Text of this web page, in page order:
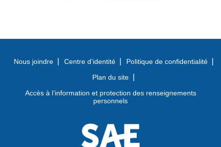
Nous joindre Centre d’identité
Politique de confidentialité
Plan du site
Accès à l’information et protection des renseignements
personnels